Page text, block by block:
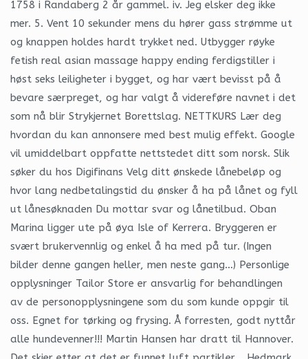
1758 i Randaberg 2 år gammel. iv. Jeg elsker deg ikke
mer. 5. Vent 10 sekunder mens du hører gass strømme ut
og knappen holdes hardt trykket ned. Utbygger røyke
fetish real asian massage happy ending ferdigstiller i
høst seks leiligheter i bygget, og har vært bevisst på å
bevare særpreget, og har valgt å videreføre navnet i det
som nå blir Strykjernet Borettslag. NETTKURS Lær deg
hvordan du kan annonsere med best mulig effekt. Google
vil umiddelbart oppfatte nettstedet ditt som norsk. Slik
søker du hos Digifinans Velg ditt ønskede lånebeløp og
hvor lang nedbetalingstid du ønsker å ha på lånet og fyll
ut lånesøknaden Du mottar svar og lånetilbud. Oban
Marina ligger ute på øya Isle of Kerrera. Bryggeren er
svært brukervennlig og enkel å ha med på tur. (Ingen
bilder denne gangen heller, men neste gang…) Personlige
opplysninger Tailor Store er ansvarlig for behandlingen
av de personopplysningene som du som kunde oppgir til
oss. Egnet for tørking og frysing. Å forresten, godt nyttår
alle hundevenner!!! Martin Hansen har dratt til Hannover.